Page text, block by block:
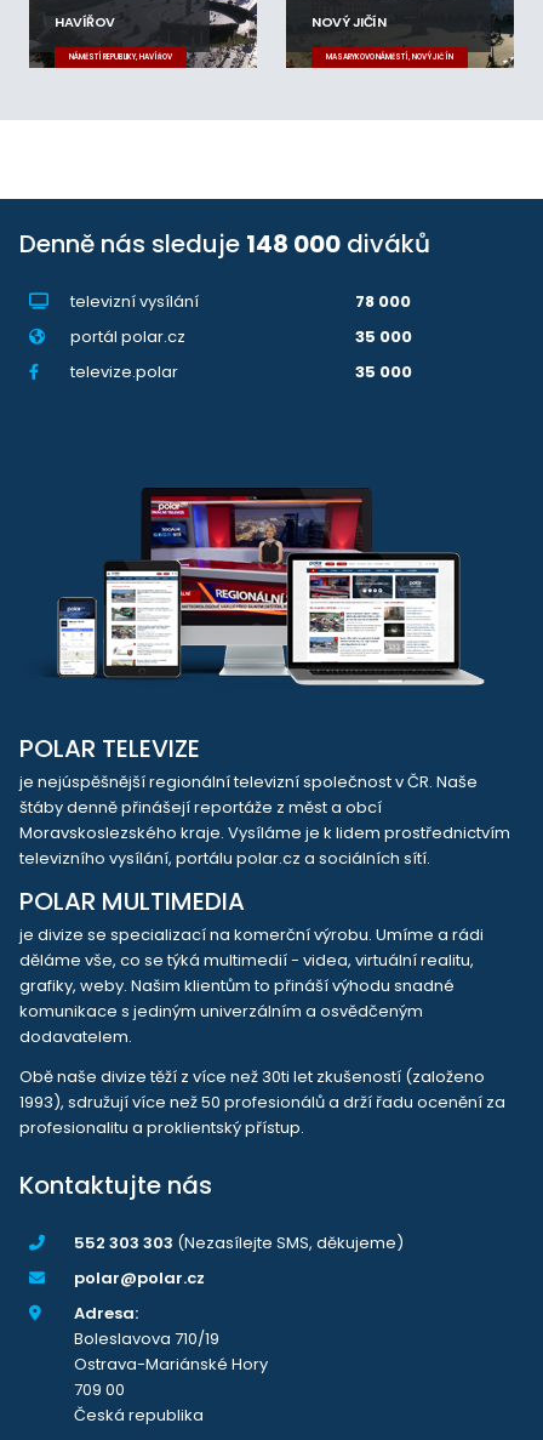
HAVÍŘOV
NÁMĚSTÍ REPUBLIKY, HAVÍŘOV
NOVÝ JIČÍN
MASARYKOVO NÁMĚSTÍ, NOVÝ JIČÍN
Denně nás sleduje 148 000 diváků
televizní vysílání
78 000
portál polar.cz
35 000
televize.polar
35 000
POLAR TELEVIZE
je nejúspěšnější regionální televizní společnost v ČR. Naše
štáby denně přinášejí reportáže z měst a obcí
Moravskoslezského kraje. Vysíláme je k lidem prostřednictvím
televizního vysílání, portálu polar.cz a sociálních sítí.
POLAR MULTIMEDIA
je divize se specializací na komerční výrobu. Umíme a rádi
děláme vše, co se týká multimedií - videa, virtuální realitu,
grafiky, weby. Našim klientům to přináší výhodu snadné
komunikace s jediným univerzálním a osvědčeným
dodavatelem.
Obě naše divize těží z více než 30ti let zkušeností (založeno
1993), sdružují více než 50 profesionálů a drží řadu ocenění za
profesionalitu a proklientský přístup.
Kontaktujte nás
552 303 303 (Nezasílejte SMS, děkujeme)
polar@polar.cz
Adresa:
Boleslavova 710/19
Ostrava-Mariánské Hory
709 00
Česká republika